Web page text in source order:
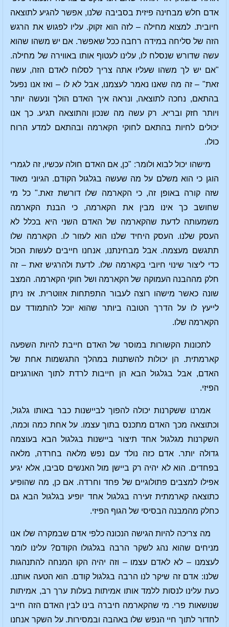
אדם חלש מבחינה פיזית בסביבה שלנו, אפשר להגיע לתוצאה
חיובית. למצוא מחילה – לזה הוא זקוק. עליו לפגוש את הרגש
הזה של סליחה במידה רחבה ככל שאפשר. אם יש משהו שהוא
עשה שדורש שנסלח לו, עלינו לעטוף אותו באווירה של מחילה.
"אם יש לך משהו שעליו אתה צריך לסלוח לאדם הזה, עשה
זאת" – זה מה שאנו נאמר לעצמנו, אבל לא לו – ואז אנו נפעל
בהתאם, נחכה לתוצאה, ונראה איך האדם הולך ונעשה יותר
ויותר חזק ובריא. רק עשה מה שנכון והתוצאה תגיע. כך אנו
יכולים לחיות בהתאם לחוקי הקארמה ובהתאם למדע הרוח
כולו.
מישהו יכול לבוא ולומר: "כן, אם האדם חולה עכשיו, זה לגמרי
הוגן כי הוא משלם על מה שעשה בגלגול הקודם. הגיוני מאוד
שזה קורה באופן זה, כי הקארמה שלו דורשת זאת." כל מי
שחושב כך אינו מבין את הקארמה, כי הבנת הקארמה
משמעותה לדעת שהקארמה של האדם השני היא בכלל לא
העסק שלנו. העסק היחיד שלנו הוא לעזור לו. הקארמה שלו
תתגשם מעצמה. אבל מבחינתנו, אנחנו חייבים לעשות הכול
כדי ליצור שינוי חיובי בקארמה שלו. לדעת ולהרגיש זאת – זה
חלק מההבנה העמוקה של הקארמה ושל חוקי הקארמה. המצב
שונה כאשר מישהו רוצה לעבור התפתחות אזוטרית. אז ניתן
לייעץ לו על הדרך הטובה ביותר שהוא יוכל להתמודד עם
הקארמה שלו.
לתכונות הקשורות במוסר של האדם חייבת להיות השפעה
קארמתית. הן יכולות להשתנות במהלך התגשמות אחת של
האדם, אבל בגלגול הבא הן חייבות לרדת לתוך האורגניזם
הפיזי.
אמרנו ששקרנות יכולה להפוך לביישנות כבר באותו גלגול,
וכתוצאה מכך האדם מתכנס בתוך עצמו. על אחת כמה וכמה,
השקרנות מגלגול אחד תיצור ביישנות בגלגול הבא בעוצמה
גדולה יותר. אדם כזה נולד עם נפש מלאה בחרדה, מלאה
בפחדים. הוא לא יהיה רק ביישן מול האנשים סביבו, אלא יגיע
אפילו למצבים פתולוגיים של פחד וחרדה. אם כן, מה שהופיע
כתוצאה קארמתית זעירה בגלגול אחד יופיע בגלגול הבא גם
כחלק מהמבנה הבסיסי של הגוף הפיזי.
מה צריכה להיות הגישה הנכונה כלפי אדם שבמקרה שלו אנו
מניחים שהוא נהג לשקר הרבה בגלגולו הקודם? עלינו לומר
לעצמנו – לא לאדם עצמו – וזה יהיה הקו המנחה להתנהגות
שלנו: אדם זה שיקר לנו הרבה בגלגול קודם. הוא הטעה אותנו.
כעת עלינו לנסות ללמד אותו אמיתות בעלות ערך רב, אמיתות
שנושאות פרי. מי שהקארמה חיברה בינו לבין האדם הזה חייב
לחדור לתוך חיי הנפש שלו באהבה ובמסירות. על השקר אנחנו